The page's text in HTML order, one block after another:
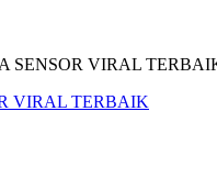
SENSOR VIRAL
VIRAL TERBAIK